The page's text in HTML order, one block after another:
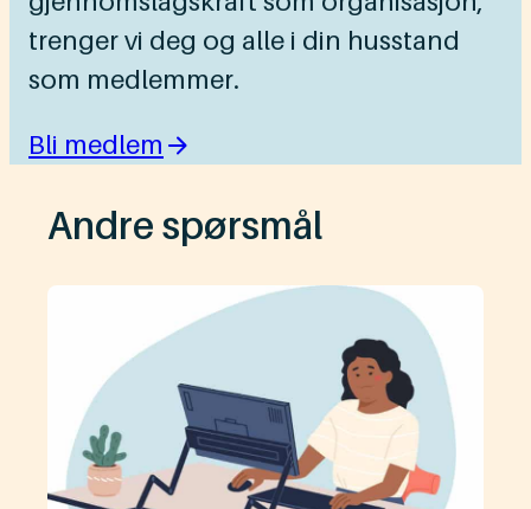
trenger vi deg og alle i din husstand
som medlemmer.
Bli medlem
Andre spørsmål